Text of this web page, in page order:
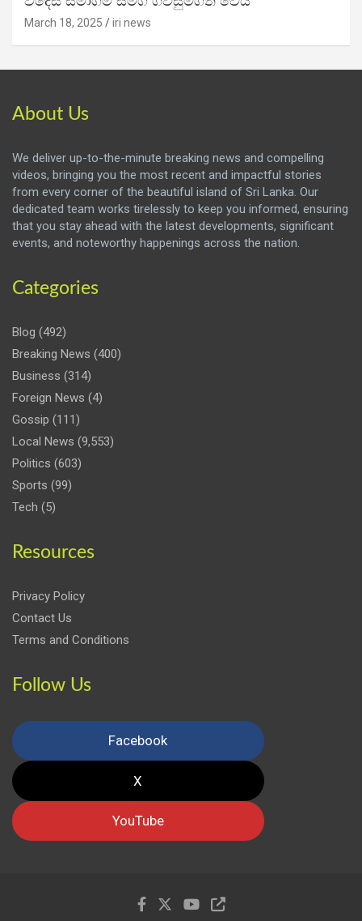
March 18, 2025 iri news
About Us
We deliver up-to-the-minute breaking news and compelling
videos, bringing you the most recent and impactful stories
from every corner of the beautiful island of Sri Lanka. Our
dedicated team works tirelessly to keep you informed, ensuring
that you stay ahead with the latest developments, significant
events, and noteworthy happenings across the nation.
Categories
Blog (492)
Breaking News (400)
Business (314)
Foreign News (4)
Gossip (111)
Local News (9,553)
Politics (603)
Sports (99)
Tech (5)
Resources
Privacy Policy
Contact Us
Terms and Conditions
Follow Us
Facebook
X
YouTube